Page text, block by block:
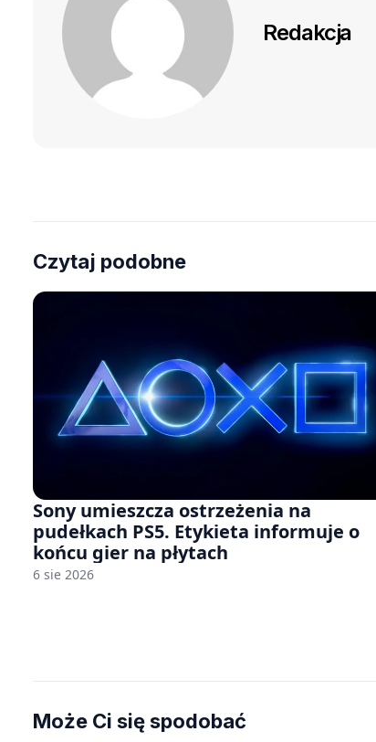
Redakcja
Czytaj podobne
Sony umieszcza ostrzeżenia na
pudełkach PS5. Etykieta informuje o
końcu gier na płytach
6 sie 2026
Może Ci się spodobać